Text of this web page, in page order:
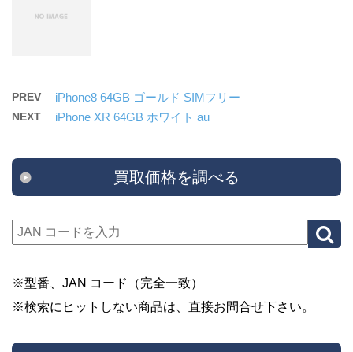
PREV iPhone8 64GB ゴールド SIMフリー
NEXT iPhone XR 64GB ホワイト au
買取価格を調べる
※型番、JAN コード（完全一致）
※検索にヒットしない商品は、直接お問合せ下さい。